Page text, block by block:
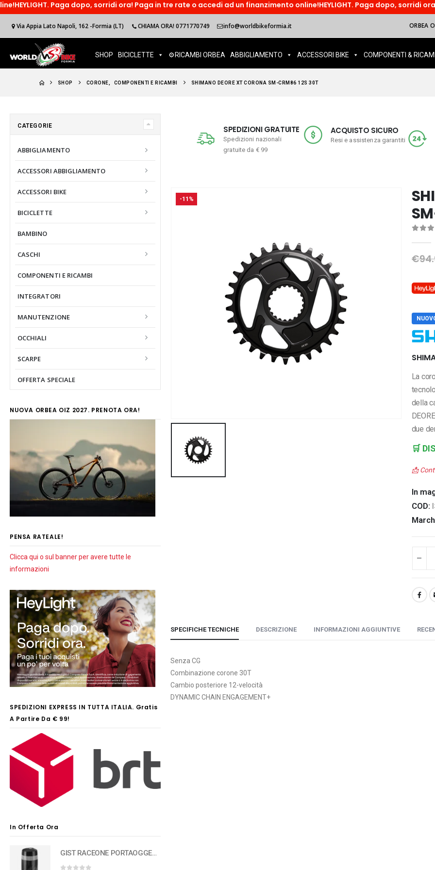
dopo, sorridi ora! Paga in tre rate o accedi ad un finanzimento online!HEYLIGHT. Paga dopo, sorridi ora! Paga
Via Appia Lato Napoli, 162 -Formia (LT) CHIAMA ORA! 0771770749 info@worldbikeformia.it ORBEA
SHOP BICICLETTE ⚙️RICAMBI ORBEA ABBIGLIAMENTO ACCESSORI BIKE COMPONENTI &
SHOP CORONE COMPONENTI E RICAMBI SHIMANO DEORE XT CORONA SM-CRM86 12S 30T
SPEDIZIONI GRATUITE
Spedizioni nazionali
gratuite da € 99
ACQUISTO SICURO
Resi e assistenza garantiti
-11%
€
La
della
due
🛒
📩
In
COD:
SPECIFICHE TECNICHE DESCRIZIONE INFORMAZIONI AGGIUNTIVE
Senza CG
Combinazione corone 30T
Cambio posteriore 12-velocità
DYNAMIC CHAIN ENGAGEMENT+
CATEGORIE
ABBIGLIAMENTO
ACCESSORI ABBIGLIAMENTO
ACCESSORI BIKE
BICICLETTE
BAMBINO
CASCHI
COMPONENTI E RICAMBI
INTEGRATORI
MANUTENZIONE
OCCHIALI
SCARPE
OFFERTA SPECIALE
NUOVA ORBEA OIZ 2027. PRENOTA ORA!
PENSA RATEALE!
Clicca qui o sul banner per avere tutte le
informazioni
SPEDIZIONI EXPRESS IN TUTTA ITALIA. Gratis
A Partire Da € 99!
In Offerta Ora
GIST RACEONE PORTAOGGETTI PR2-BOX 500 ml